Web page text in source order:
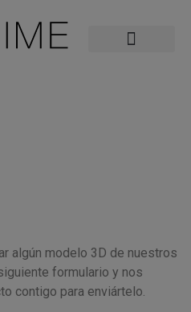
algún modelo 3D de nuestros
formulario y nos
contigo para enviártelo.